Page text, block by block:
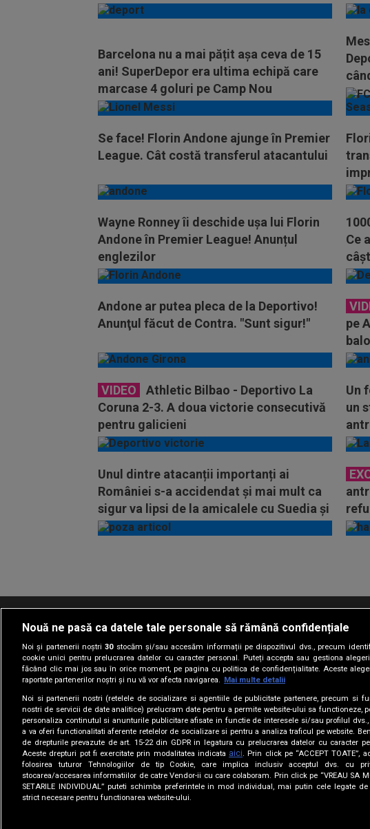
Barcelona nu a mai pățit așa ceva de 15
ani! SuperDepor era ultima echipă care
marcase 4 goluri pe Camp Nou
Se face! Florin Andone ajunge în Premier
League. Cât costă transferul atacantului
Wayne Ronney îi deschide ușa lui Florin
Andone în Premier League! Anunțul
englezilor
Ce
Andone ar putea pleca de la Deportivo!
Anunţul făcut de Contra. "Sunt sigur!"
pe
VIDEO
Athletic Bilbao - Deportivo La
Coruna 2-3. A doua victorie consecutivă
pentru galicieni
Un
un
Unul dintre atacanții importanți ai
României s-a accidendat și mai mult ca
sigur va lipsi de la amicalele cu Suedia și
Israel
mai
mult
Termeni si conditii Politica de confidentialitate Abonare
Nouă ne pasă ca datele tale personale să rămână confidențiale
Noi și partenerii noștri30stocăm și/sau accesăm informații pe dispozitivul dvs., precum
cookie unici pentru prelucrarea datelor cu caracter personal. Puteți accepta sau gestiona
făcând clic mai jos sau în orice moment, pe pagina cu politica de confidențialitate. Aceste
raportate partenerilor noștri și nu vă vor afecta navigarea. Mai multe detalii
Noi si partenerii nostri (retelele de socializare si agentiile de publicitate partenere, precum si
nostri de servicii de date analitice) prelucram date pentru a permite website-ului sa functioneze,
personaliza continutul si anunturile publicitare afisate in functie de interesele si/sau profilul dvs.,
a va oferi functionalitati aferente retelelor de socializare si pentru a analiza traficul pe website.
de drepturile prevazute de art. 15-22 din GDPR in legatura cu prelucrarea datelor cu caracter
Aceste drepturi pot fi exercitate prin modalitatea indicata aici. Prin click pe “ACCEPT TOATE”,
folosirea tuturor Tehnologiilor de tip Cookie, care implica inclusiv acceptul dvs. cu
stocarea/accesarea informatiilor de catre Vendor-ii cu care colaboram. Prin click pe “VREAU SA
SETARILE INDIVIDUAL” puteti schimba preferintele in mod individual, mai putin cele legate de
strict necesare pentru functionarea website-ului.